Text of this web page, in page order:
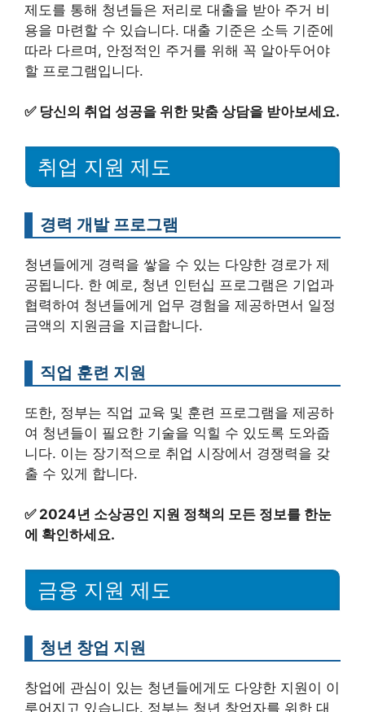
제도를 통해 청년들은 저리로 대출을 받아 주거 비
용을 마련할 수 있습니다. 대출 기준은 소득 기준에
따라 다르며, 안정적인 주거를 위해 꼭 알아두어야
할 프로그램입니다.
✅ 당신의 취업 성공을 위한 맞춤 상담을 받아보세요.
취업 지원 제도
경력 개발 프로그램
청년들에게 경력을 쌓을 수 있는 다양한 경로가 제
공됩니다. 한 예로, 청년 인턴십 프로그램은 기업과
협력하여 청년들에게 업무 경험을 제공하면서 일정
금액의 지원금을 지급합니다.
직업 훈련 지원
또한, 정부는 직업 교육 및 훈련 프로그램을 제공하
여 청년들이 필요한 기술을 익힐 수 있도록 도와줍
니다. 이는 장기적으로 취업 시장에서 경쟁력을 갖
출 수 있게 합니다.
✅ 2024년 소상공인 지원 정책의 모든 정보를 한눈
에 확인하세요.
금융 지원 제도
청년 창업 지원
창업에 관심이 있는 청년들에게도 다양한 지원이 이
루어지고 있습니다. 정부는 청년 창업자를 위한 대